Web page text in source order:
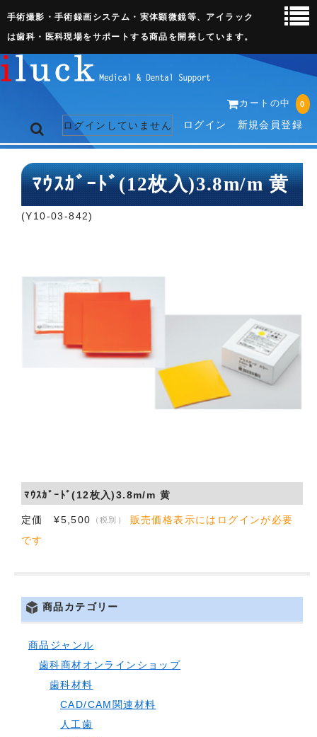
手術撮影・手術録画システム・実体顕微鏡等、アイラック
は歯科・医科現場をサポートする商品を開発しています。
カートの中 0
ログインしていません ログイン 新規会員登録
トップページ
ﾏｳｽｶﾞｰﾄﾞ(12枚入)3.8m/m 黄
(Y10-03-842)
ﾏｳｽｶﾞｰﾄﾞ(12枚入)3.8m/m 黄
定価 ¥5,500 （税別）
販売価格表示にはログインが必要
です
商品カテゴリー
商品ジャンル
歯科商材オンラインショップ
歯科材料
CAD/CAM関連材料
人工歯